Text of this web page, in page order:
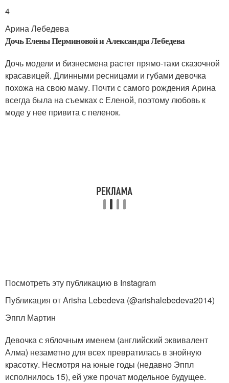
4
Арина Лебедева
Дочь Елены Перминовой и Александра Лебедева
Дочь модели и бизнесмена растет прямо-таки сказочной
красавицей. Длинными ресницами и губами девочка
похожа на свою маму. Почти с самого рождения Арина
всегда была на съемках с Еленой, поэтому любовь к
моде у нее привита с пеленок.
Посмотреть эту публикацию в Instagram
Публикация от Arisha Lebedeva (@arishalebedeva2014)
Эппл Мартин
Девочка с яблочным именем (английский эквивалент
Алма) незаметно для всех превратилась в знойную
красотку. Несмотря на юные годы (недавно Эппл
исполнилось 15), ей уже прочат модельное будущее.